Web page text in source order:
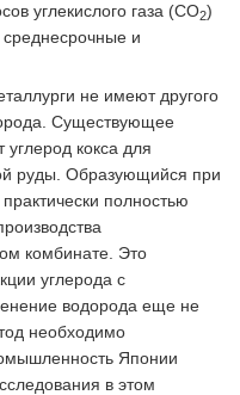
углекислого газа (CO2)
и
не имеют другого
Существующее
углерод кокса для
руды. Образующийся при
полностью
комбинате. Это
углерода с
водорода еще не
необходимо
Японии
в этом